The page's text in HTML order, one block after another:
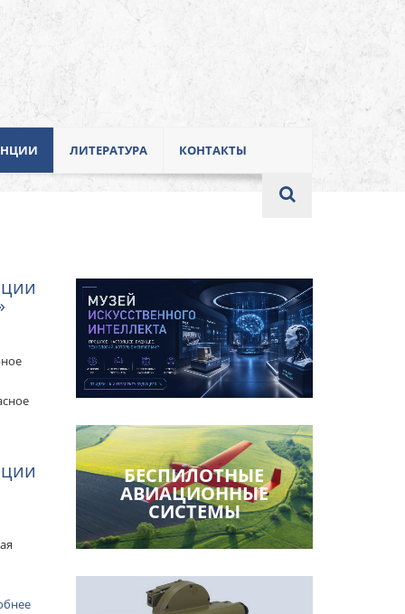
ЛИТЕРАТУРА КОНТАКТЫ
БЕСПИЛОТНЫЕ
АВИАЦИОННЫЕ
СИСТЕМЫ